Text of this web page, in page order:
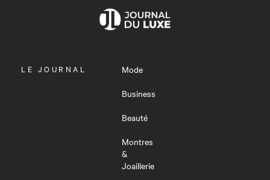
OUVRIR
LE JOURNAL
Mode
Business
Beauté
Montres
&
Joaillerie